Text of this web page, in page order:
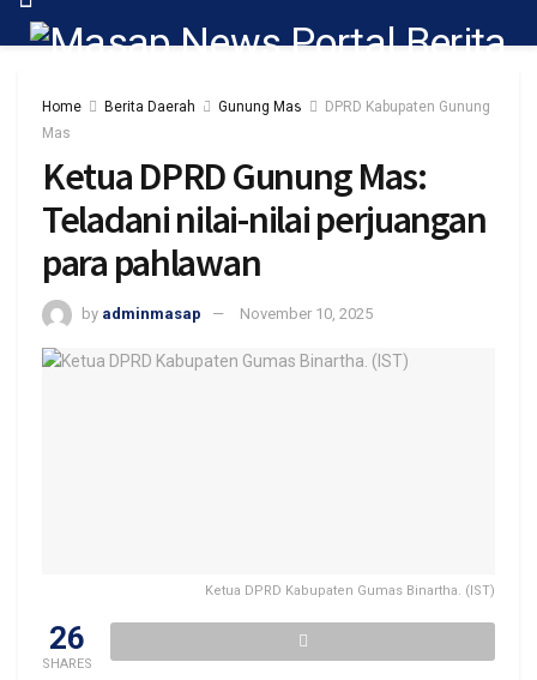
Home Berita Daerah Gunung Mas
DPRD Kabupaten Gunung
Mas
Ketua DPRD Gunung Mas:
Teladani nilai-nilai perjuangan
para pahlawan
by adminmasap November 10, 2025
Ketua DPRD Kabupaten Gumas Binartha. (IST)
26
SHARES